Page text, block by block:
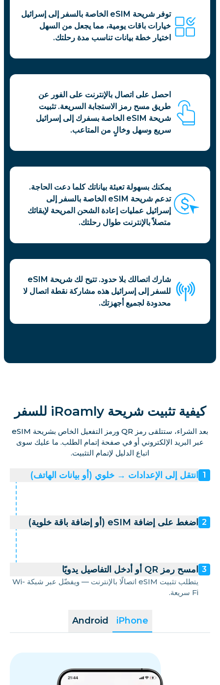
توفر شريحة eSIM الخاصة بالسفر إلى إسرائيل
خيارات باقات يومية، مما يجعل من السهل
اختيار خطة بيانات تناسب مدة رحلتك.
احصل على اتصال بالإنترنت على الفور عن
طريق مسح رمز الاستجابة السريعة. تثبيت
شريحة eSIM الخاصة بسفرك إلى إسرائيل
سريع وسهل وخالٍ من المتاعب.
يمكنك بسهولة تعبئة بياناتك كلما دعت الحاجة.
تدعم شريحة eSIM الخاصة بالسفر إلى
إسرائيل عمليات إعادة الشحن المريحة لإبقائك
متصلاً بالإنترنت طوال رحلتك.
شارك اتصالك بلا حدود. تتيح لك شريحة eSIM
للسفر إلى إسرائيل هذه مشاركة نقطة اتصال لا
محدودة لجميع أجهزتك.
كيفية تثبيت شريحة iRoamly للسفر
بعد الشراء، ستتلقى رمز QR ورمز التفعيل الخاص بشريحة eSIM
عبر البريد الإلكتروني أو في صفحة إتمام الطلب. ما عليك سوى
اتباع الدليل لإتمام التثبيت.
iPhone
Android
1 انتقل إلى الإعدادات → خلوي (أو بيانات الهاتف)
2 اضغط على إضافة eSIM (أو إضافة باقة خلوية)
3 امسح رمز QR أو أدخل التفاصيل يدويًا
يتطلب تثبيت eSIM اتصالًا بالإنترنت — ويفضّل عبر شبكة Wi-
Fi سريعة.